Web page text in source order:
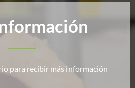
para recibir más información